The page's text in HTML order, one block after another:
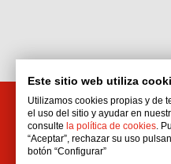
Interflon
Matias Romero
Este sitio web utiliza
Utilizamos cookies propias y de
el uso del sitio y ayudar en
consulte la política de cookies.
“Aceptar”, rechazar su uso
botón “Configurar”